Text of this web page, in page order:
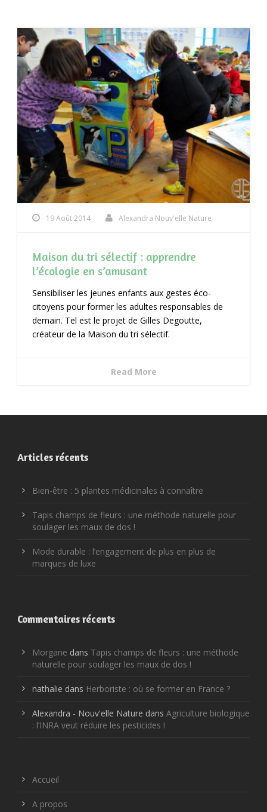
19 Août 2014 Alexandra Nouv'elle Nature
Maison du tri sélectif : apprendre
l’écologie en s’amusant
Sensibiliser les jeunes enfants aux gestes éco-
citoyens pour former les adultes responsables de
demain. Tel est le projet de Gilles Degoutte,
créateur de la Maison du tri sélectif.
Read More
Articles récents
Bien-être : 5 plantes médicinales à connaître
Tapis champs de fleurs : une méthode naturelle pour
soulager les maux de dos !
Mode durable : l’engagement de plus en plus de
marques de luxe
Commentaires récents
Morgane dans Tapis champs de fleurs : une méthode
naturelle pour soulager les maux de dos !
nathalie dans Herboriste : où se former en France ?
Alexandra - Nouv'elle Nature dans Agriculture biologique
: l’INRA veut réduire les pesticides !
Accueil
A propos